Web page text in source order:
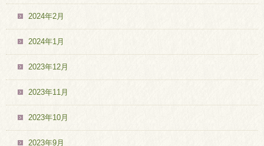
2024年2月
2024年1月
2023年12月
2023年11月
2023年10月
2023年9月